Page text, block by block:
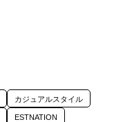
カジュアルスタイル
ESTNATION